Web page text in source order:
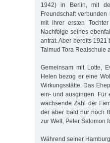
1942) in Berlin, mit
Freundschaft
mit ihrer ersten
Nachfolge seines
antrat. Aber bereits
Talmud Tora Realschule
Gemeinsam mit Lotte,
Helen bezog er eine
Wirkungsstätte. Das
ein- und ausgingen. Für
wachsende Zahl der
der aber bald nur noch
zur Welt, Peter Salomon
Während seiner